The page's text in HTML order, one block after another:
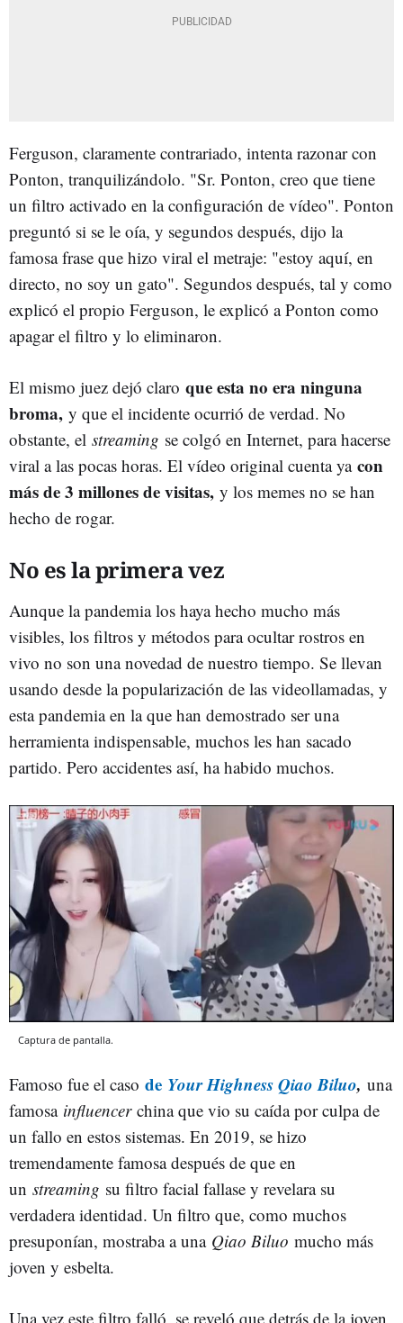
Ferguson, claramente contrariado, intenta razonar con
Ponton, tranquilizándolo. "Sr. Ponton, creo que tiene
un filtro activado en la configuración de vídeo". Ponton
preguntó si se le oía, y segundos después, dijo la
famosa frase que hizo viral el metraje: "estoy aquí, en
directo, no soy un gato". Segundos después, tal y como
explicó el propio Ferguson, le explicó a Ponton como
apagar el filtro y lo eliminaron.
El mismo juez dejó claro que esta no era ninguna
broma, y que el incidente ocurrió de verdad. No
obstante, el streaming se colgó en Internet, para hacerse
viral a las pocas horas. El vídeo original cuenta ya con
más de 3 millones de visitas, y los memes no se han
hecho de rogar.
No es la primera vez
Aunque la pandemia los haya hecho mucho más
visibles, los filtros y métodos para ocultar rostros en
vivo no son una novedad de nuestro tiempo. Se llevan
usando desde la popularización de las videollamadas, y
esta pandemia en la que han demostrado ser una
herramienta indispensable, muchos les han sacado
partido. Pero accidentes así, ha habido muchos.
Captura de pantalla.
Famoso fue el caso de Your Highness Qiao Biluo, una
famosa influencer china que vio su caída por culpa de
un fallo en estos sistemas. En 2019, se hizo
tremendamente famosa después de que en
un streaming su filtro facial fallase y revelara su
verdadera identidad. Un filtro que, como muchos
presuponían, mostraba a una Qiao Biluo mucho más
joven y esbelta.
Una vez este filtro falló, se reveló que detrás de la joven